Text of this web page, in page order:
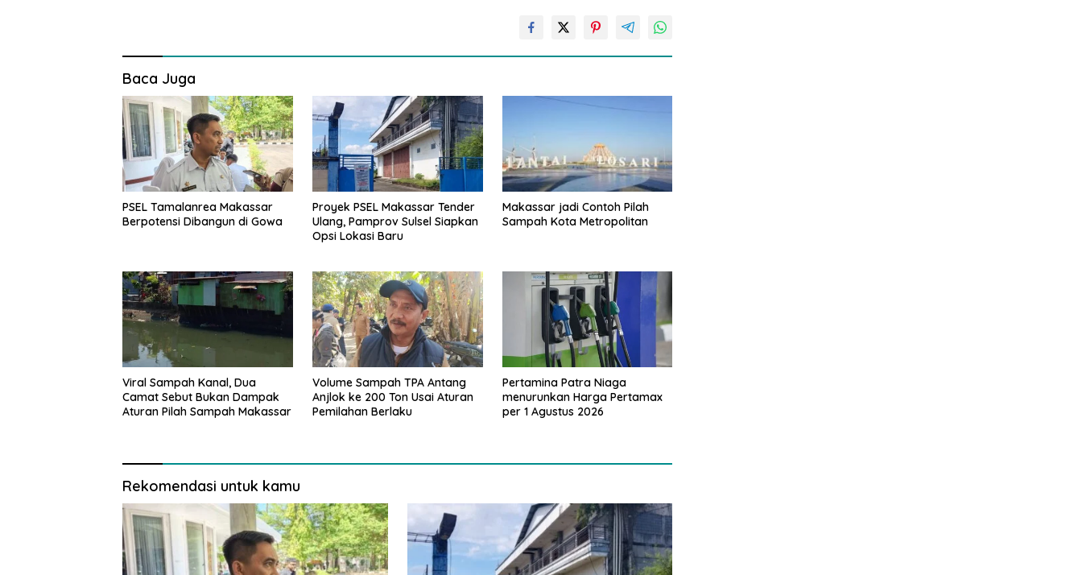
Baca Juga
PSEL Tamalanrea Makassar
Berpotensi Dibangun di Gowa
Proyek PSEL Makassar Tender
Ulang, Pamprov Sulsel Siapkan
Opsi Lokasi Baru
Makassar jadi Contoh Pilah
Sampah Kota Metropolitan
Viral Sampah Kanal, Dua
Camat Sebut Bukan Dampak
Aturan Pilah Sampah Makassar
Volume Sampah TPA Antang
Anjlok ke 200 Ton Usai Aturan
Pemilahan Berlaku
Pertamina Patra Niaga
menurunkan Harga Pertamax
per 1 Agustus 2026
Rekomendasi untuk kamu